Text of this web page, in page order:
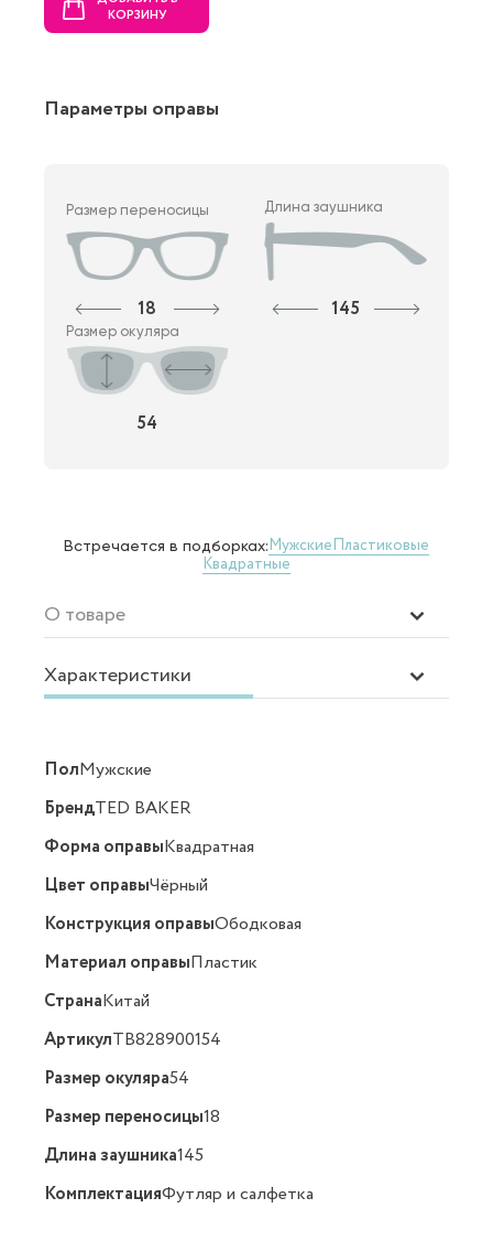
КОРЗИНУ
Параметры оправы
Размер переносицы
18
Длина заушника
145
Размер окуляра
54
Встречается в подборках:МужскиеПластиковые
Квадратные
О товаре
Характеристики
ПолМужские
БрендTED BAKER
Форма оправыКвадратная
Цвет оправыЧёрный
Конструкция оправыОбодковая
Материал оправыПластик
СтранаКитай
АртикулTB828900154
Размер окуляра54
Размер переносицы18
Длина заушника145
КомплектацияФутляр и салфетка